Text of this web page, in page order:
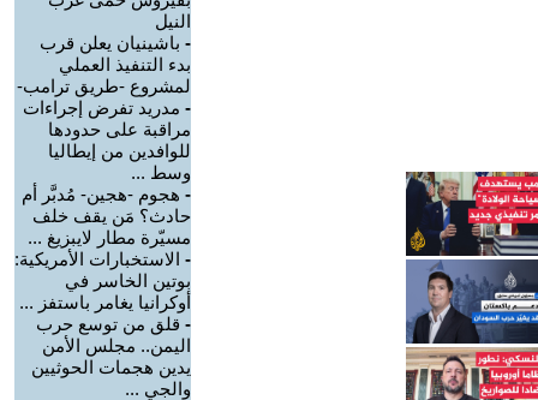
النيل
- باشينيان يعلن قرب
بدء التنفيذ العملي
لمشروع -طريق ترامب-
- مدريد تفرض إجراءات
مراقبة على حدودها
للوافدين من إيطاليا
وسط ...
- هجوم -هجين- مُدبَّر أم
حادث؟ مَن يقف خلف
مسيّرة مطار لايبزيغ ...
- الاستخبارات الأمريكية:
بوتين الخاسر في
أوكرانيا يغامر باستفز ...
- قلق من توسع حرب
اليمن.. مجلس الأمن
يدين هجمات الحوثيين
والجي ...